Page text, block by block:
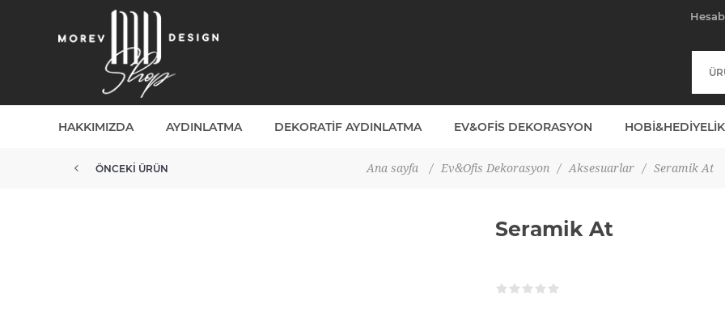
HAKKIMIZDA AYDINLATMA DEKORATIF AYDINLATMA EV&OFIS DEKORASYON
Ana sayfa / Ev&Ofis Dekorasyon / Aksesuarlar / Seramik At
ÖNCEKI ÜRÜN
Seramik At